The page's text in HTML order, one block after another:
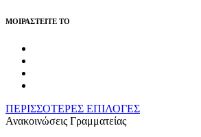
MOIΡΑΣΤΕΙΤΕ ΤΟ
ΠΕΡΙΣΣΟΤΕΡΕΣ ΕΠΙΛΟΓΕΣ
Ανακοινώσεις Γραμματείας